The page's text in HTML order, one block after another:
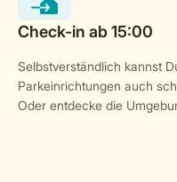
Selbstverständlich kannst
Parkeinrichtungen auch
Oder entdecke die